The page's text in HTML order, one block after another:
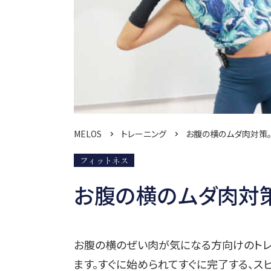
MELOS トレーニング お腹の横のムダ肉対策
フィットネス
お腹の横のムダ肉対
お腹の横のぜい肉が気になる方向けのト
ます。すぐに始められてすぐに完了する、ス